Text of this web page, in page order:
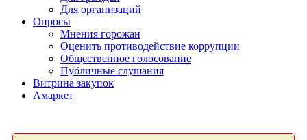
Для организаций
Опросы
Мнения горожан
Оценить противодействие коррупции
Общественное голосование
Публичные слушания
Витрина закупок
Амаркет